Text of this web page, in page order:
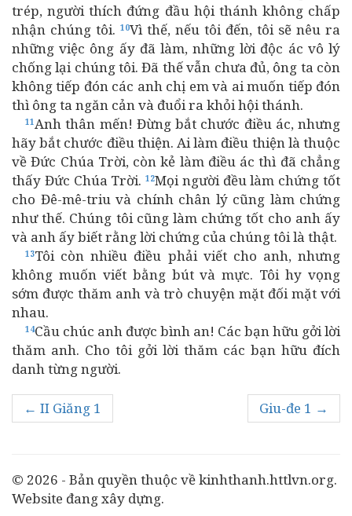
trép, người thích đứng đầu hội thánh không chấp
nhận chúng tôi. 10Vì thế, nếu tôi đến, tôi sẽ nêu ra
những việc ông ấy đã làm, những lời độc ác vô lý
chống lại chúng tôi. Đã thế vẫn chưa đủ, ông ta còn
không tiếp đón các anh chị em và ai muốn tiếp đón
thì ông ta ngăn cản và đuổi ra khỏi hội thánh.
11Anh thân mến! Đừng bắt chước điều ác, nhưng
hãy bắt chước điều thiện. Ai làm điều thiện là thuộc
về Đức Chúa Trời, còn kẻ làm điều ác thì đã chẳng
thấy Đức Chúa Trời.12Mọi người đều làm chứng tốt
cho Đê-mê-triu và chính chân lý cũng làm chứng
như thế. Chúng tôi cũng làm chứng tốt cho anh ấy
và anh ấy biết rằng lời chứng của chúng tôi là thật.
13Tôi còn nhiều điều phải viết cho anh, nhưng
không muốn viết bằng bút và mực. Tôi hy vọng
sớm được thăm anh và trò chuyện mặt đối mặt với
nhau.
14Cầu chúc anh được bình an! Các bạn hữu gởi lời
thăm anh. Cho tôi gởi lời thăm các bạn hữu đích
danh từng người.
← II Giăng 1 Giu-đe 1 →
© 2026 - Bản quyền thuộc về kinhthanh.httlvn.org.
Website đang xây dựng.